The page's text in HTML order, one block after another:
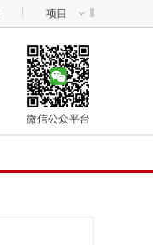
项目
微信公众平台